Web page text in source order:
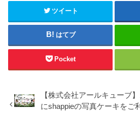
ツイート
はてブ
Pocket
【株式会社アールキューブ
にshappieの写真ケーキをご